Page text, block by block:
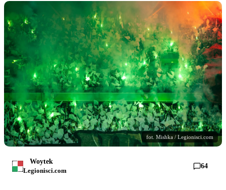
fot. Mishka / Legionisci.com
Woytek
Legionisci.com
64